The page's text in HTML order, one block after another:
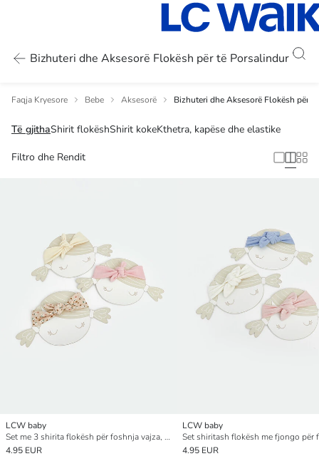
Bizhuteri dhe Aksesorë Flokësh për të Porsalindur
Faqja Kryesore Bebe Aksesorë Bizhuteri dhe Aksesorë Flokësh për
Të gjithaShirit flokëshShirit kokeKthetra, kapëse dhe elastike
Filtro dhe Rendit
LCW baby
Set me 3 shirita flokësh për foshnja vajza, të zbukuruar me fjongo
4.95 EUR
LCW baby
4.95 EUR